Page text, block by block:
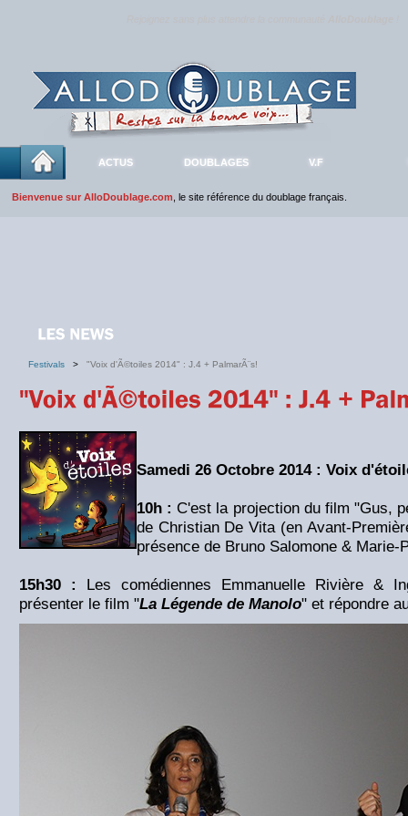
ACTUS DOUBLAGES V.F
Bienvenue sur AlloDoublage.com , le site référence du doublage français.
Festivals > "Voix d'Ã©toiles 2014" : J.4 + PalmarÃ¨s!
Samedi 26 Octobre 2014 : Voix
10h : C'est la projection du film "Gus,
de Christian De Vita (en Avant-
présence de Bruno Salomone & Marie-
15h30 :
Les comédiennes Emmanuelle Rivière &
présenter le film "La Légende de Manolo" et répondre